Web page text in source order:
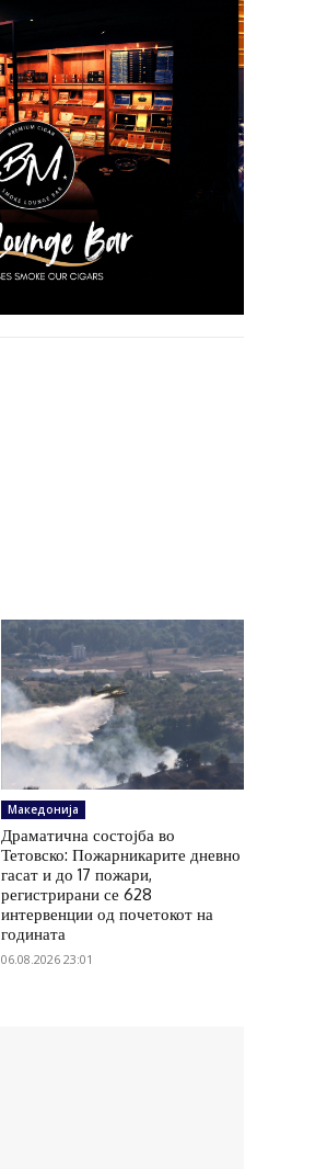
Македонија
Драматична состојба во
Тетовско: Пожарникарите дневно
гасат и до 17 пожари,
регистрирани се 628
интервенции од почетокот на
годината
06.08.2026 23:01